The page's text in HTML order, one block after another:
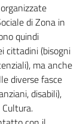
di Zona in
quindi
cittadini (bisogni
ma anche
diverse fasce
disabili),